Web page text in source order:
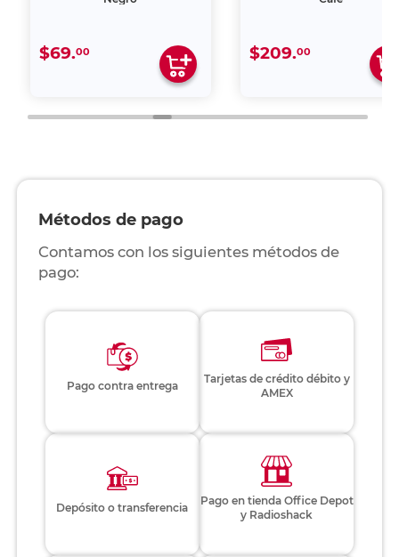
$69.00 $209.00
Métodos de pago
Contamos con los siguientes métodos de
pago:
Pago contra entrega
Tarjetas de crédito débito y
AMEX
Depósito o transferencia
Pago en tienda Office Depot
y Radioshack